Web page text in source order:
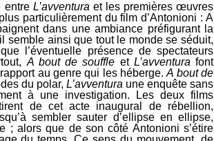
entre L’avventura et les premières œuvres
particulièrement du film d’Antonioni : A
dans une ambiance préfigurant la
il semble ainsi que tout le monde se séduit,
l’éventuelle présence de spectateurs
A bout de souffle et L’avventura font
au genre qui les héberge.A bout de
du polar, L’avventura uneenquête sans
à une investigation. Les deux films
de cet acte inaugural de rébellion,
sembler sauter d’ellipse en ellipse,
; alors que de son côté Antonioni s’étire